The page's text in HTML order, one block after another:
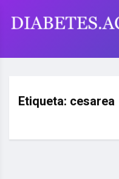
Etiqueta: cesarea